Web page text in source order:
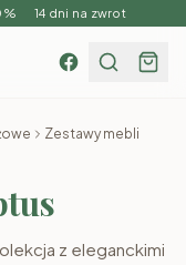
14 dni na zwrot
Zestawy mebli
z eleganckimi